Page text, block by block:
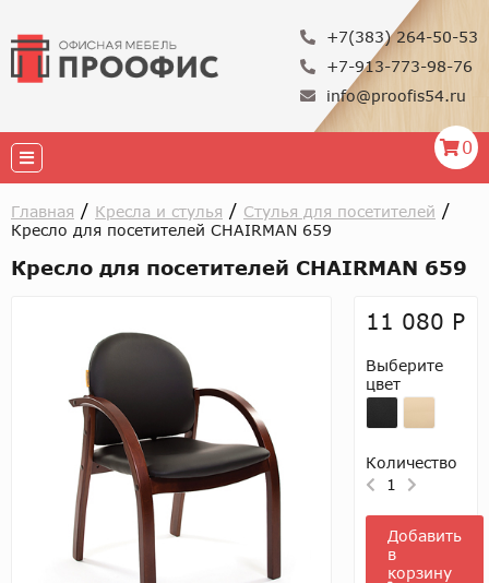
+7(383) 264-50-53
+7-913-773-98-76
info@proofis54.ru
0
Главная / Кресла и стулья / Стулья для посетителей /
Кресло для посетителей CHAIRMAN 659
Кресло для посетителей CHAIRMAN 659
11 080 Р
Выберите
цвет
Количество
1
Добавить
в
корзину